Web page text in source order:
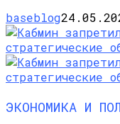
baseblog
ЭКОНОМИКА И